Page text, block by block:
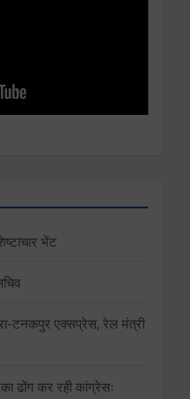
भेंट
टनकपुर एक्सप्रेस, रेल मंत्री
ढोंग कर रही कांग्रेसः